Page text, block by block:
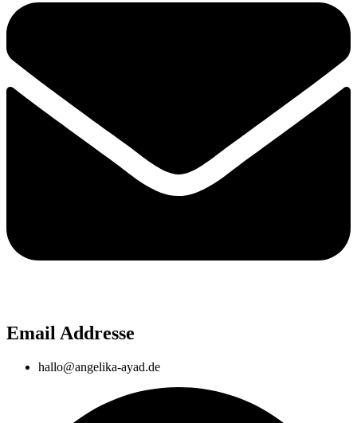
Email Addresse
hallo@angelika-ayad.de